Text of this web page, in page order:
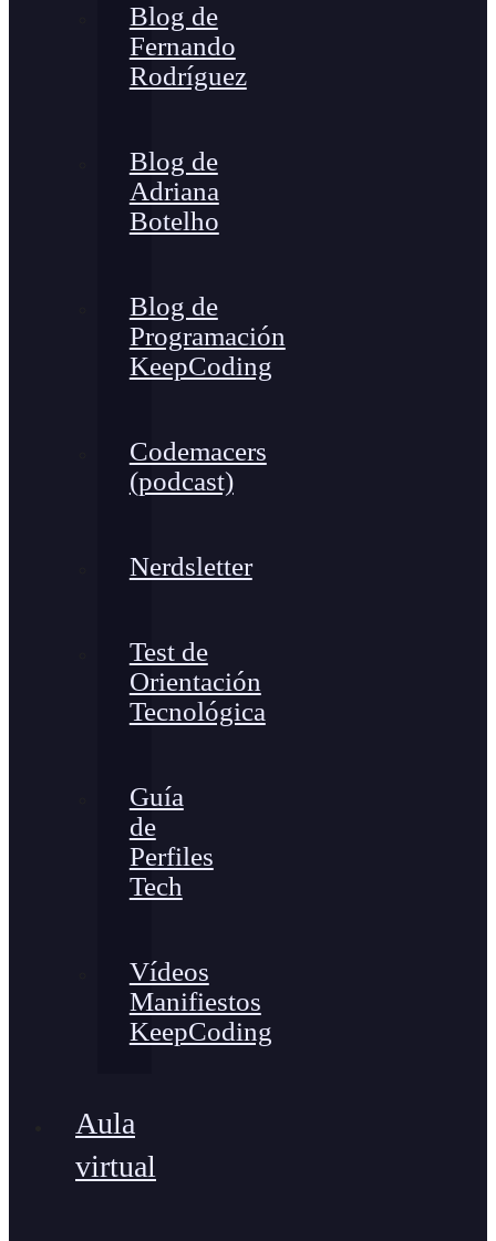
Blog de
Fernando
Rodríguez
Blog de
Adriana
Botelho
Blog de
Programación
KeepCoding
Codemacers
(podcast)
Nerdsletter
Test de
Orientación
Tecnológica
Guía
de
Perfiles
Tech
Vídeos
Manifiestos
KeepCoding
Aula
virtual